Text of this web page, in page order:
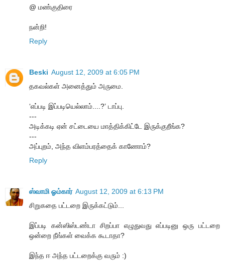
@ மண்குதிரை
நன்றி!
Reply
Beski August 12, 2009 at 6:05 PM
தகவல்கள் அனைத்தும் அருமை.
‘எப்படி இப்படியெல்லாம்....?’ டாப்பு.
---
அடிக்கடி ஏன் சட்டையை மாத்திக்கிட்டே இருக்குறீங்க?
---
அப்புறம், அந்த விளம்பரத்தைக் காணோம்?
Reply
ஸ்வாமி ஓம்கார் August 12, 2009 at 6:13 PM
சிறுகதை பட்டறை இருக்கட்டும்...
இப்படி கன்ஸிஸ்டண்டா சிறப்பா எழுதுவது எப்படினு ஒரு பட்டறை
ஒன்றை நீங்கள் வைக்க கூடாதா?
இந்த ஈ அந்த பட்டறைக்கு வரும் :)